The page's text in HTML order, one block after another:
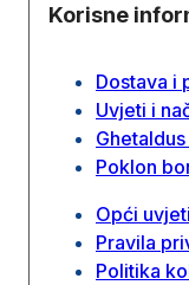
Korisne
Dostava i
Uvjeti i
Poklon
Opći
Pravila
Politika